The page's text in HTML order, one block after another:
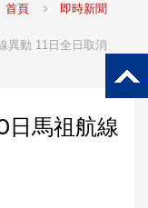
首頁 即時新聞
異動 11日全日取消
日馬祖航線